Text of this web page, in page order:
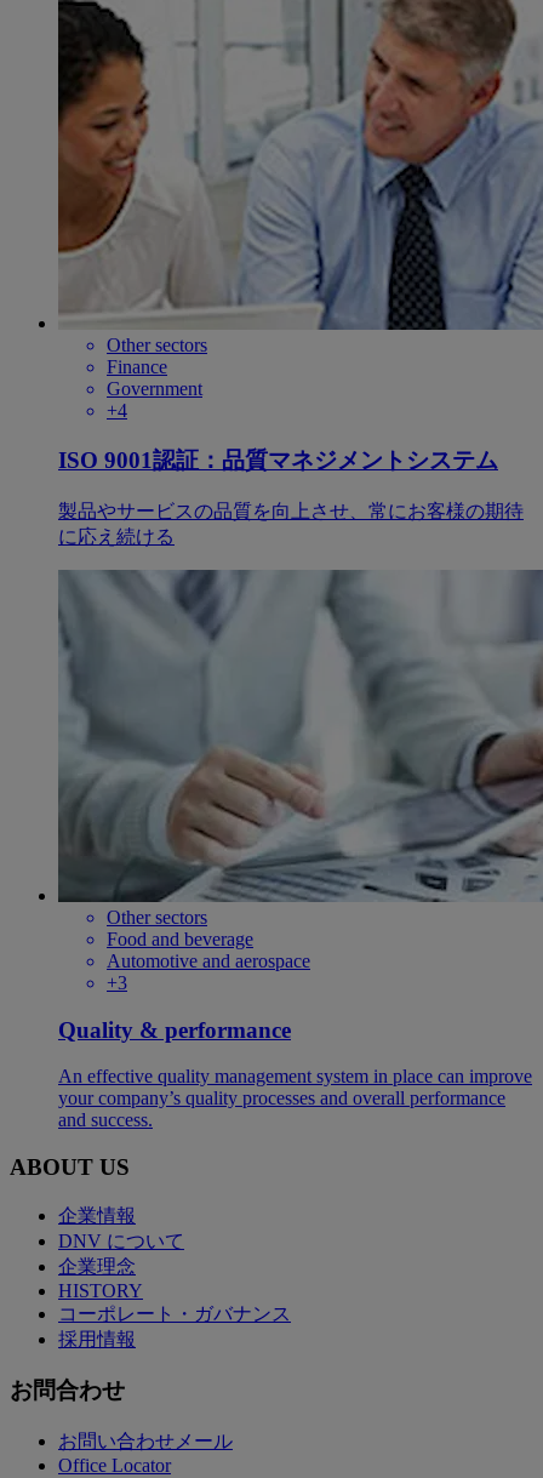
Other sectors
Finance
Government
+4
ISO 9001認証：品質マネジメントシステム
製品やサービスの品質を向上させ、常にお客様の期待
に応え続ける
Other sectors
Food and beverage
Automotive and aerospace
+3
Quality & performance
An effective quality management system in place can improve
your company’s quality processes and overall performance
and success.
ABOUT US
企業情報
DNV について
企業理念
HISTORY
コーポレート・ガバナンス
採用情報
お問合わせ
お問い合わせメール
Office Locator